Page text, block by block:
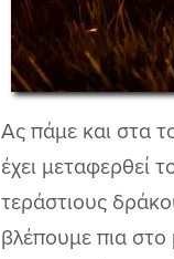
Ας πάμε και στα
έχει μεταφερθεί
τεράστιους
βλέπουμε πια στο